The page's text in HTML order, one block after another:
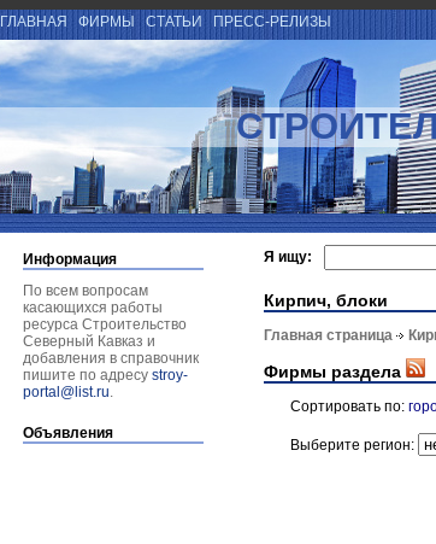
ГЛАВНАЯ ФИРМЫ СТАТЬИ ПРЕСС-РЕЛИЗЫ
Информация
По всем вопросам
касающихся работы
ресурса Строительство
Северный Кавказ и
добавления в справочник
пишите по адресу stroy-
portal@list.ru.
Объявления
Я ищу:
Кирпич, блоки
Главная страница
Фирмы раздела
Сортировать по:
Выберите регион: